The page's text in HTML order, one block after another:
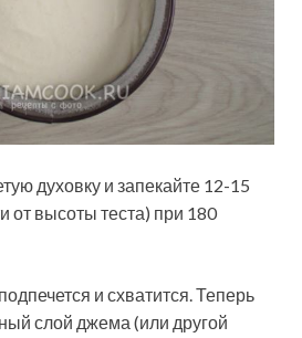
духовку и запекайте 12-15
от высоты теста) при 180
и схватится. Теперь
слой джема (или другой